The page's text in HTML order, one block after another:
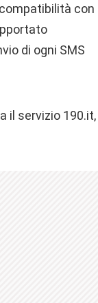
con
di ogni SMS
il servizio